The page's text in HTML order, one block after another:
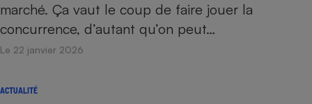
marché. Ça vaut le coup de faire jouer la
concurrence, d’autant qu’on peut…
Le 22 janvier 2026
ACTUALITÉ